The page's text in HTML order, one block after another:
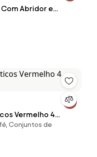
Abridor e
Cat
Vermelho 4
Conjuntos de